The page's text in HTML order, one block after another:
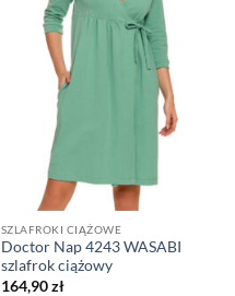
SZLAFROKI CIĄŻOWE
Doctor Nap 4243 WASABI
szlafrok ciążowy
164,90zł